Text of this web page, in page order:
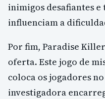
inimigos desafiantes e
influenciam a
Por fim, Paradise
oferta. Este jogo de
coloca os jogadores
investigadora